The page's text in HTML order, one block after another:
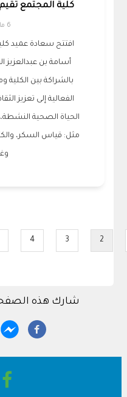
كلية المجتمع
6 مارس 2024
افتتح سعادة عميد
أسامة بن عبدالعزيز
بالشراكة بين
الفعالية إلى تعزيز
الحياة الصحية
مثل: قياس السكر،
Pagination
Current
2
Page
3
Page
4
شارك هذه